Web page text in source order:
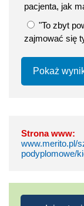
pacjenta, jak
"To zbyt
zajmować się
Pokaż
Strona www:
www.merito.pl/
podyplomowe/